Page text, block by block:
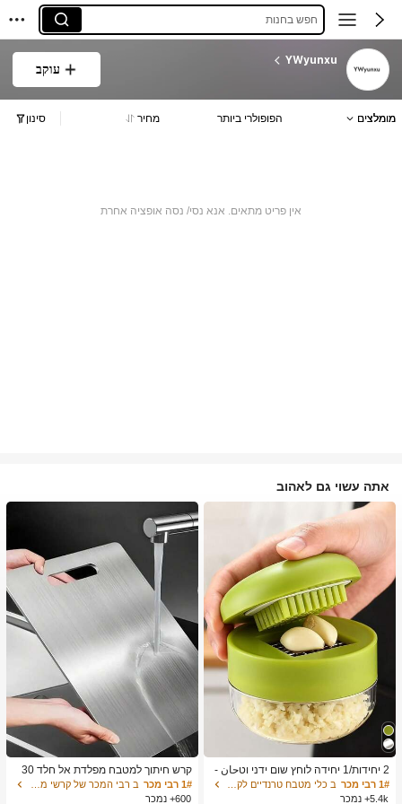
חפש בחנות
YWyunxu
עוקב
מומלצים הפופולרי ביותר מחיר סינון
אין פריט מתאים. אנא נסי/ נסה אופציה אחרת
אתה עשוי גם לאהוב
2 יחידות/1 יחידה לוחץ שום ידני וטحان -
כלי מטבח רב-תכליתי, ניתן להשתמש לקי
צוץ, פריסה וטחינה, מתאים לבית, מסעד
1# רבי מכר
5.4k+ נמכר
קרש חיתוך למטבח מפלדת אל חלד 30
4, מתאים לחיתוך בשר, פירות וירקות, קל
לניקוי, לבישול ביתי
1# רבי מכר
600+ נמכר